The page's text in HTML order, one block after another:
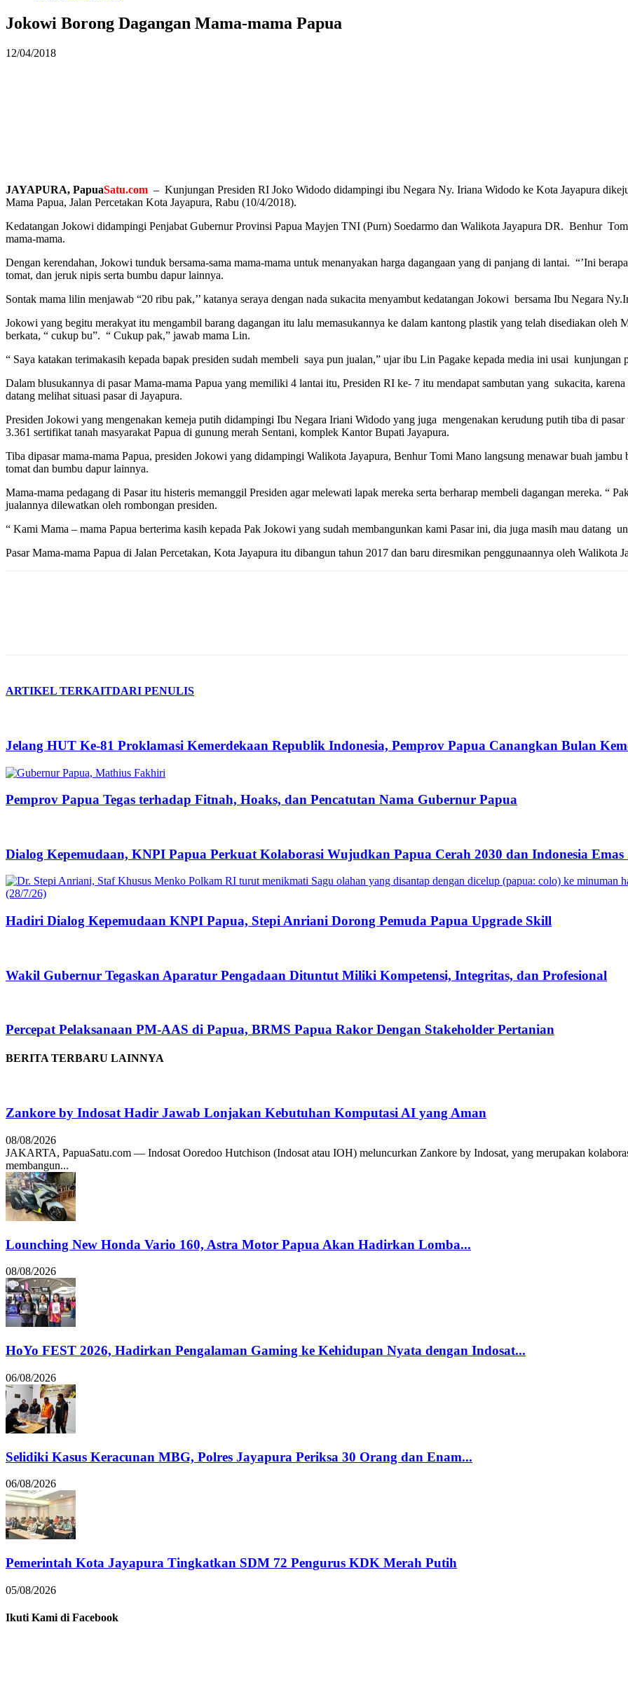
Jokowi Borong Dagangan Mama-mama Papua
12/04/2018
JAYAPURA, PapuaSatu.com – Kunjungan Presiden RI Joko Widodo didampingi ibu Negara Ny. Iriana Widodo ke Kota Jayapura
Mama Papua, Jalan Percetakan Kota Jayapura, Rabu (10/4/2018).
Kedatangan Jokowi didampingi Penjabat Gubernur Provinsi Papua Mayjen TNI (Purn) Soedarmo dan Walikota Jayapura DR. Benhur
mama-mama.
Dengan kerendahan, Jokowi tunduk bersama-sama mama-mama untuk menanyakan harga dagangaan yang di panjang di lantai. “’Ini
tomat, dan jeruk nipis serta bumbu dapur lainnya.
Sontak mama lilin menjawab “20 ribu pak,’’ katanya seraya dengan nada sukacita menyambut kedatangan Jokowi bersama Ibu Negara
Jokowi yang begitu merakyat itu mengambil barang dagangan itu lalu memasukannya ke dalam kantong plastik yang telah disediakan
berkata, “ cukup bu”. “ Cukup pak,” jawab mama Lin.
“ Saya katakan terimakasih kepada bapak presiden sudah membeli saya pun jualan,” ujar ibu Lin Pagake kepada media ini usai kunjungan
Dalam blusukannya di pasar Mama-mama Papua yang memiliki 4 lantai itu, Presiden RI ke- 7 itu mendapat sambutan yang sukacita,
datang melihat situasi pasar di Jayapura.
Presiden Jokowi yang mengenakan kemeja putih didampingi Ibu Negara Iriani Widodo yang juga mengenakan kerudung putih tiba di
3.361 sertifikat tanah masyarakat Papua di gunung merah Sentani, komplek Kantor Bupati Jayapura.
Tiba dipasar mama-mama Papua, presiden Jokowi yang didampingi Walikota Jayapura, Benhur Tomi Mano langsung menawar buah
tomat dan bumbu dapur lainnya.
Mama-mama pedagang di Pasar itu histeris memanggil Presiden agar melewati lapak mereka serta berharap membeli dagangan mereka. “
jualannya dilewatkan oleh rombongan presiden.
“ Kami Mama – mama Papua berterima kasih kepada Pak Jokowi yang sudah membangunkan kami Pasar ini, dia juga masih mau datang
Pasar Mama-mama Papua di Jalan Percetakan, Kota Jayapura itu dibangun tahun 2017 dan baru diresmikan penggunaannya oleh Walikota
ARTIKEL TERKAITDARI PENULIS
Jelang HUT Ke-81 Proklamasi Kemerdekaan Republik Indonesia, Pemprov Papua Canangkan Bulan
Pemprov Papua Tegas terhadap Fitnah, Hoaks, dan Pencatutan Nama Gubernur Papua
Dialog Kepemudaan, KNPI Papua Perkuat Kolaborasi Wujudkan Papua Cerah 2030 dan Indonesia Emas
Hadiri Dialog Kepemudaan KNPI Papua, Stepi Anriani Dorong Pemuda Papua Upgrade Skill
Wakil Gubernur Tegaskan Aparatur Pengadaan Dituntut Miliki Kompetensi, Integritas, dan Profesional
Percepat Pelaksanaan PM-AAS di Papua, BRMS Papua Rakor Dengan Stakeholder Pertanian
BERITA TERBARU LAINNYA
Zankore by Indosat Hadir Jawab Lonjakan Kebutuhan Komputasi AI yang Aman
08/08/2026
JAKARTA, PapuaSatu.com — Indosat Ooredoo Hutchison (Indosat atau IOH) meluncurkan Zankore by Indosat, yang merupakan
membangun...
Lounching New Honda Vario 160, Astra Motor Papua Akan Hadirkan Lomba...
08/08/2026
HoYo FEST 2026, Hadirkan Pengalaman Gaming ke Kehidupan Nyata dengan Indosat...
06/08/2026
Selidiki Kasus Keracunan MBG, Polres Jayapura Periksa 30 Orang dan Enam...
06/08/2026
Pemerintah Kota Jayapura Tingkatkan SDM 72 Pengurus KDK Merah Putih
05/08/2026
Ikuti Kami di Facebook